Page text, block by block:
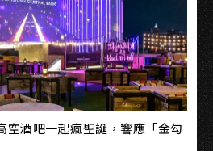
酒吧一起瘋聖誕，響應「金勾